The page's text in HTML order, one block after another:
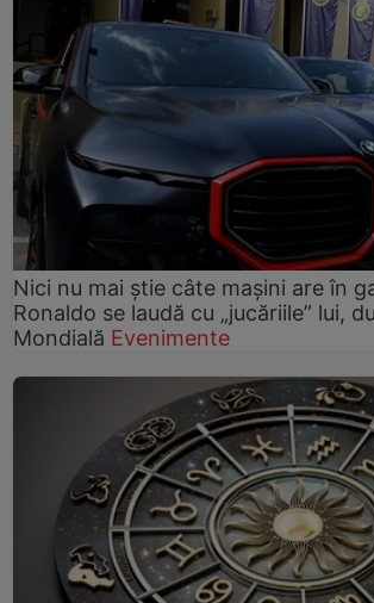
Nici nu mai știe câte mașini are în
Ronaldo se laudă cu „jucăriile” lui,
Mondială Evenimente